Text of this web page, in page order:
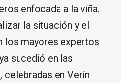
enfocada a la viña.
la situación y el
los mayores expertos
sucedió en las
en Verín